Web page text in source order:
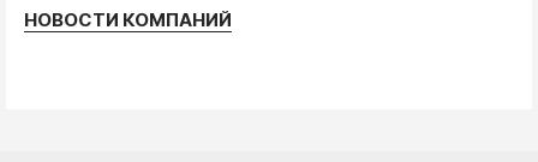
НОВОСТИ КОМПАНИЙ